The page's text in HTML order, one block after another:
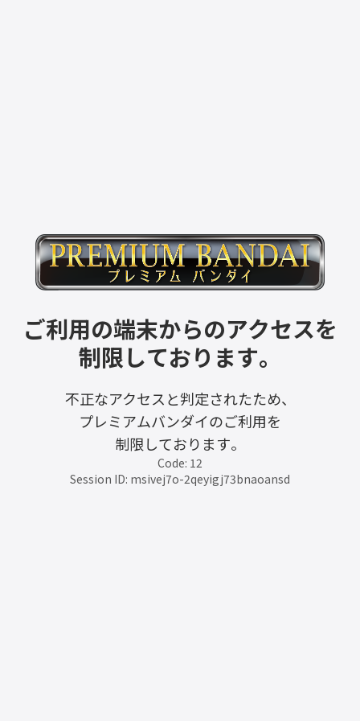
ご利用の端末からのアクセスを
制限しております。
不正なアクセスと判定されたため、
プレミアムバンダイのご利用を
制限しております。
Code: 12
Session ID: msivej7o-2qeyigj73bnaoansd